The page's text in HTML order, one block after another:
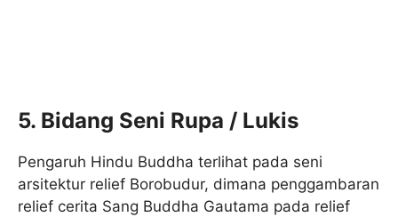
5. Bidang Seni Rupa / Lukis
Pengaruh Hindu Buddha terlihat pada seni
arsitektur relief Borobudur, dimana penggambaran
relief cerita Sang Buddha Gautama pada relief